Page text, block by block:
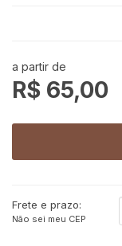
a partir de
R$ 65,00
Frete e prazo:
Não sei meu CEP